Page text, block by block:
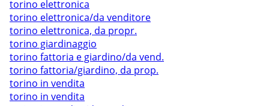
torino elettronica
torino elettronica/da venditore
torino elettronica, da propr.
torino giardinaggio
torino fattoria e giardino/da vend.
torino fattoria/giardino, da prop.
torino in vendita
torino in vendita